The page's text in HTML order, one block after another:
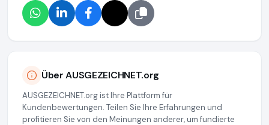
Über AUSGEZEICHNET.org
AUSGEZEICHNET.org ist Ihre Plattform für
Kundenbewertungen. Teilen Sie Ihre Erfahrungen und
profitieren Sie von den Meinungen anderer, um fundierte